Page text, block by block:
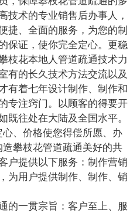
技术的专业销售后办事人，
捷、全面的服务，为您的制
保证，使你完全定心。更稳
枝花本地人管道疏通技术力
有的长久技术方法交流以及
有着七年设计制作、制作和
专注窍门。以顾客的得要开
既往处在大陆及全国水平。
、价格使您得偿所愿、办
攀枝花管道疏通美好的共
户提供以下服务：制作营销
为用户提供制作、制作、销
一贯宗旨：客户至上、服